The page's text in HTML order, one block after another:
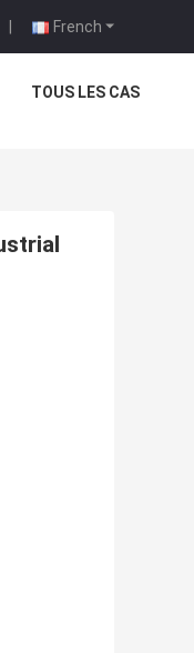
French
|
TOUS LES CAS